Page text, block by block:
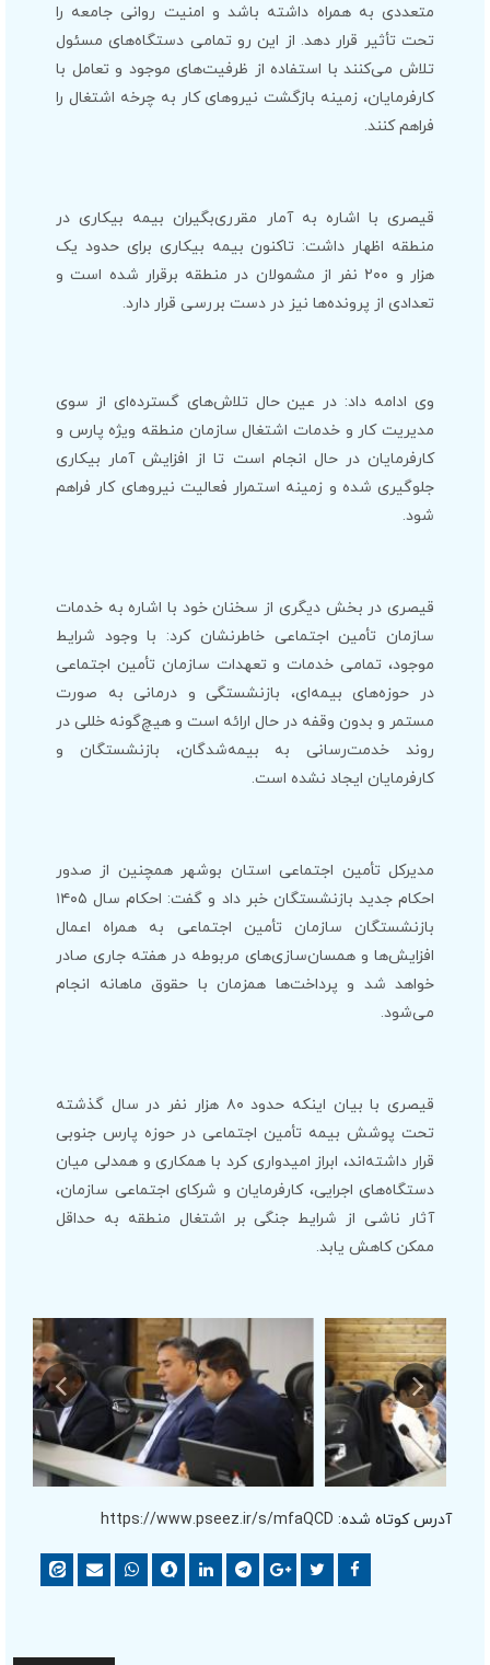
متعددی به همراه داشته باشد و امنیت روانی جامعه را
تحت تأثیر قرار دهد. از این رو تمامی دستگاه‌های مسئول
تلاش می‌کنند با استفاده از ظرفیت‌های موجود و تعامل با
کارفرمایان، زمینه بازگشت نیروهای کار به چرخه اشتغال را
فراهم کنند.
قیصری با اشاره به آمار مقرری‌بگیران بیمه بیکاری در
منطقه اظهار داشت: تاکنون بیمه بیکاری برای حدود یک
هزار و ۲۰۰ نفر از مشمولان در منطقه برقرار شده‌ است و
تعدادی از پرونده‌ها نیز در دست بررسی قرار دارد.
وی ادامه داد: در عین حال تلاش‌های گسترده‌ای از سوی
مدیریت کار و خدمات اشتغال سازمان منطقه ویژه پارس و
کارفرمایان در حال انجام است تا از افزایش آمار بیکاری
جلوگیری شده و زمینه استمرار فعالیت نیروهای کار فراهم
شود.
قیصری در بخش دیگری از سخنان خود با اشاره به خدمات
سازمان تأمین اجتماعی خاطرنشان کرد: با وجود شرایط
موجود، تمامی خدمات و تعهدات سازمان تأمین اجتماعی
در حوزه‌های بیمه‌ای، بازنشستگی و درمانی به صورت
مستمر و بدون وقفه در حال ارائه است و هیچ‌گونه خللی در
روند خدمت‌رسانی به بیمه‌شدگان، بازنشستگان و
کارفرمایان ایجاد نشده است.
مدیرکل تأمین اجتماعی استان بوشهر همچنین از صدور
احکام جدید بازنشستگان خبر داد و گفت: احکام سال ۱۴۰۵
بازنشستگان سازمان تأمین اجتماعی به همراه اعمال
افزایش‌ها و همسان‌سازی‌های مربوطه در هفته جاری صادر
خواهد شد و پرداخت‌ها همزمان با حقوق ماهانه انجام
می‌شود.
قیصری با بیان اینکه حدود ۸۰ هزار نفر در سال گذشته
تحت پوشش بیمه تأمین اجتماعی در حوزه پارس جنوبی
قرار داشته‌اند، ابراز امیدواری کرد با همکاری و همدلی میان
دستگاه‌های اجرایی، کارفرمایان و شرکای اجتماعی سازمان،
آثار ناشی از شرایط جنگی بر اشتغال منطقه به حداقل
ممکن کاهش یابد.
آدرس کوتاه شده: https://www.pseez.ir/s/mfaQCD